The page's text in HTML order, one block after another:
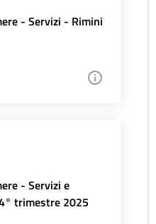
- Servizi - Rimini
- Servizi e
trimestre 2025